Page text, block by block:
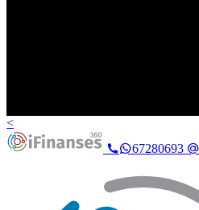
<
67280693